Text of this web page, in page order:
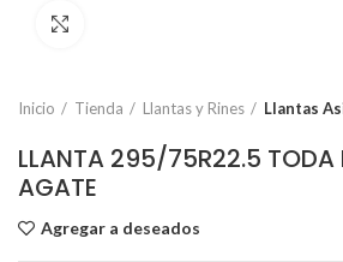
Inicio Tienda Llantas y Rines Llantas
LLANTA 295/75R22.5 TODA
AGATE
Agregar a deseados